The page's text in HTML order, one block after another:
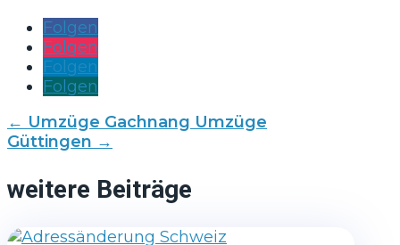
Folgen
Folgen
Folgen
Folgen
← Umzüge Gachnang Umzüge
Güttingen →
weitere Beiträge